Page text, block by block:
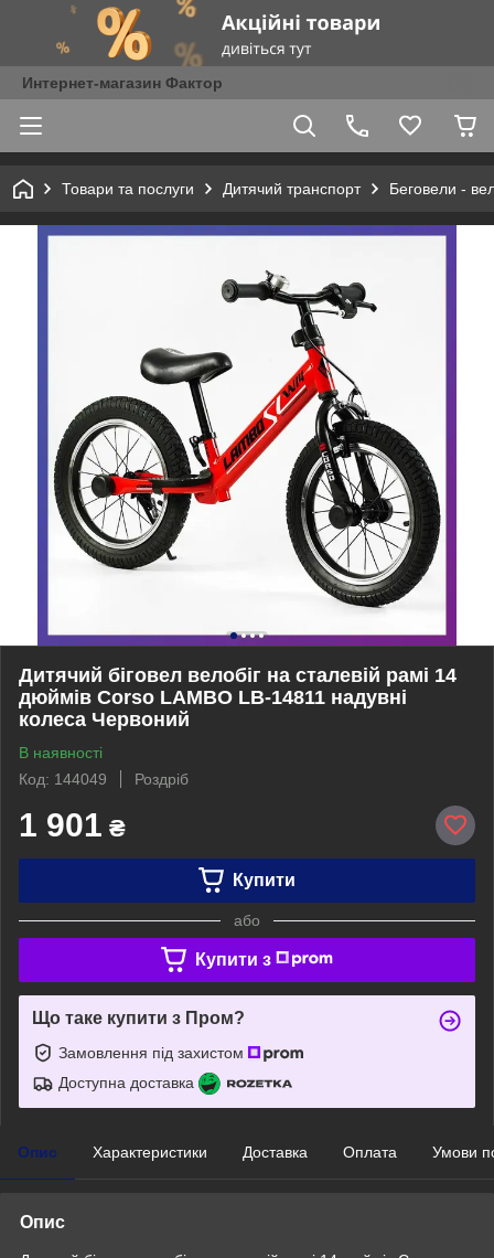
Интернет-магазин Фактор
Товари та послуги Дитячий транспорт Беговели -
Дитячий біговел велобіг на сталевій рамі 14
дюймів Corso LAMBO LB-14811 надувні
колеса Червоний
В наявності
Код: 144049
Роздріб
1 901 ₴
Купити
або
Купити з
Що таке купити з Пром?
Замовлення під захистом
Доступна доставка
Опис Характеристики Доставка Оплата Умови
Опис